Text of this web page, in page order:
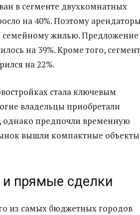
в сегменте двухкомнатных
на 40%. Поэтому
жилью. Предложение
на 39%. Кроме того, сегмент
на 22%.
стала ключевым
владельцы приобретали
предпочли временную
вышли компактные
и прямые сделки
из самых бюджетных городов